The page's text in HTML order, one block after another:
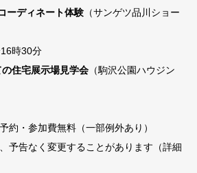
ーディネート体験 （サンゲツ品川ショー
時30分
住宅展示場見学会 （駒沢公園ハウジン
約・参加費無料（一部例外あり）
予告なく変更することがあります（詳細